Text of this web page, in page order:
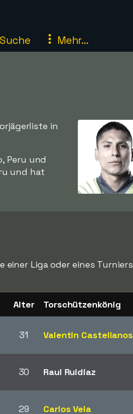
Mehr...
in
Peru und
und hat
Liga oder eines Turniers
Alter Torschützenkönig
31 Valentin Castellanos
30 Raul Ruidiaz
29 Carlos Vela